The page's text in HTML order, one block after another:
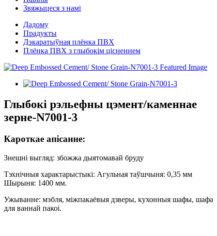
Звяжыцеся з намі
Дадому
Прадукты
Дэкаратыўная плёнка ПВХ
Плёнка ПВХ з глыбокім цісненнем
Глыбокі рэльефны цэмент/каменнае
зерне-N7001-3
Кароткае апісанне:
Знешні выгляд: збожжа дыятомавай бруду
Тэхнічныя характарыстыкі: Агульная таўшчыня: 0,35 мм
Шырыня: 1400 мм.
Ужыванне: мэбля, міжпакаёвыя дзверы, кухонныя шафы, шафа
для ваннай пакоі.